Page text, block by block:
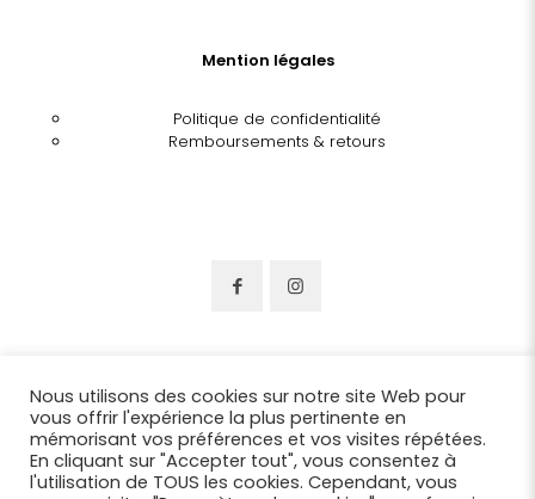
Mention légales
Politique de confidentialité
Remboursements & retours
Nous utilisons des cookies sur notre site Web pour
vous offrir l'expérience la plus pertinente en
mémorisant vos préférences et vos visites répétées.
En cliquant sur "Accepter tout", vous consentez à
l'utilisation de TOUS les cookies. Cependant, vous